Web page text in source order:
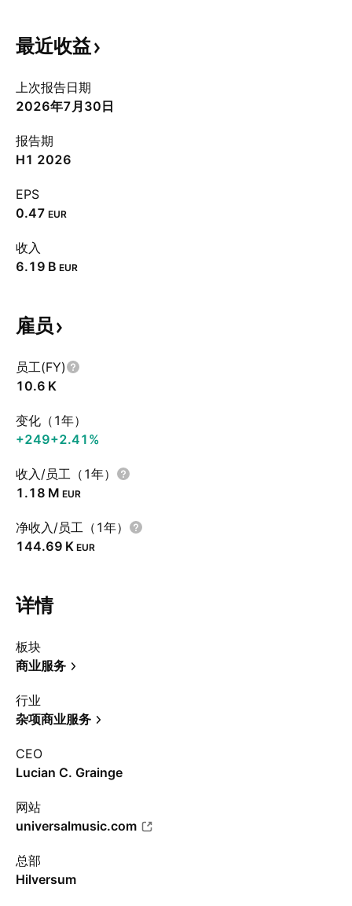
最近收益
上次报告日期
2026年7月30日
报告期
H1 2026
EPS
0.47 EUR
收入
‪6.19 B‬ EUR
雇员
员工(FY)
‪10.6 K‬
变化（1年）
+249+2.41%
收入/员工（1年）
‪1.18 M‬ EUR
净收入/员工（1年）
‪144.69 K‬ EUR
详情
板块
商业服务
行业
杂项商业服务
CEO
Lucian C. Grainge
网站
universalmusic.com
总部
Hilversum